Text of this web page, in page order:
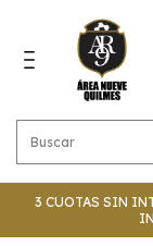
3 CUOTAS SIN